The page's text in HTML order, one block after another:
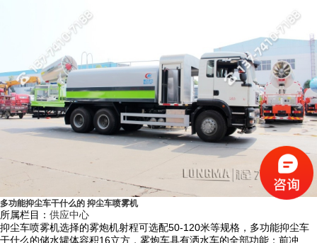
路专用抑尘车、爆破专用抑尘车。多功能抑尘车采用国内知名品牌二类专
用底盘改装，具有喷雾效果好，操作安全可靠，喷雾射程远，用水量小、
作业噪音低等特点。多功能抑尘车主要结构是在行走底盘机构上加装大容
积水罐、**远程雾炮机组系统、发电机组系统、低压冲洗洒水系统、绿化
洒水高炮（可选装电子遥控水炮在车辆前端）、液压系统、电控系统、专
用的作业装置等改装而成，其性能在国内处于**水平。
二、抑尘车适用范围：
1）城市街道雾霾治理、公共场所消毒杀菌、园林绿化等市政环卫工程。
2）冶金、矿业、化工、建筑工地、房屋拆迁改造现场、场地平整现场等
领域在生产施工、转运过程中的产生扬尘，对其进行喷雾降尘。
多功能抑尘车干什么的 抑尘车喷雾机
所属栏目： 供应中心
抑尘车喷雾机选择的雾炮机射程可选配50-120米等规格，多功能抑尘车
干什么的储水罐体容积16立方，雾炮车具有洒水车的全部功能：前冲、